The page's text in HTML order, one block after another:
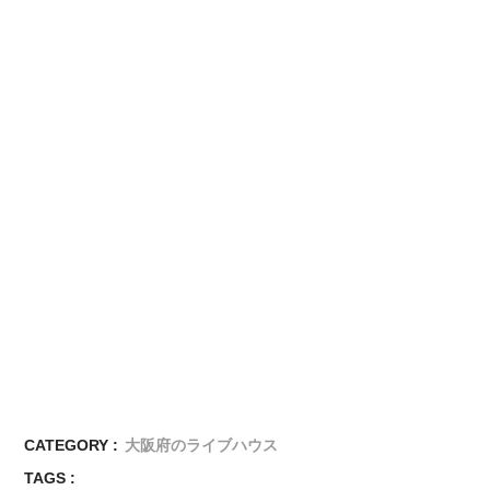
CATEGORY : 大阪府のライブハウス
TAGS :